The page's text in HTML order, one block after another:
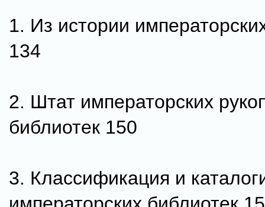
1. Из истории
134
2. Штат императорских
библиотек 150
3. Классификация и